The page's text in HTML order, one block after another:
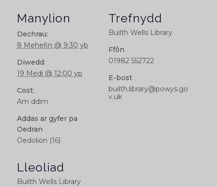
Manylion
Dechrau:
8 Mehefin @ 9:30 yb
Diwedd:
19 Medi @ 12:00 yp
Cost:
Am ddim
Addas ar gyfer pa
Oedran
Oedolion (16)
Lleoliad
Builth Wells Library
Trefnydd
Builth Wells Library
Ffôn
01982 552722
E-bost
builth.library@powys.go
v.uk